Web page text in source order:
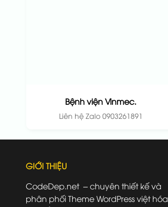
Bệnh viện Vinmec.
Liên hệ Zalo 0903261891
GIỚI THIỆU
CodeDep.net – chuyên thiết kế và
phân phối Theme WordPress việt hóa